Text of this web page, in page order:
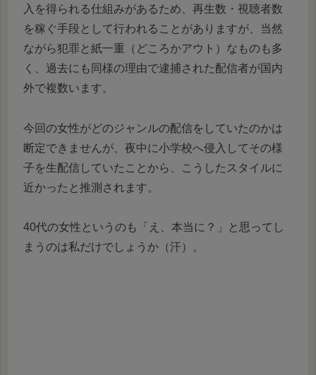
入を得られる仕組みがあるため、再生数・視聴者数
を稼ぐ手段として行われることがありますが、当然
ながら犯罪と紙一重（どころかアウト）なものも多
く、過去にも同様の理由で逮捕された配信者が国内
外で複数います。
今回の女性がどのジャンルの配信をしていたのかは
断定できませんが、夜中に小学校へ侵入してその様
子を生配信していたことから、こうしたスタイルに
近かったと推測されます。
40代の女性というのも「え、本当に？」と思ってし
まうのは私だけでしょうか（汗）。